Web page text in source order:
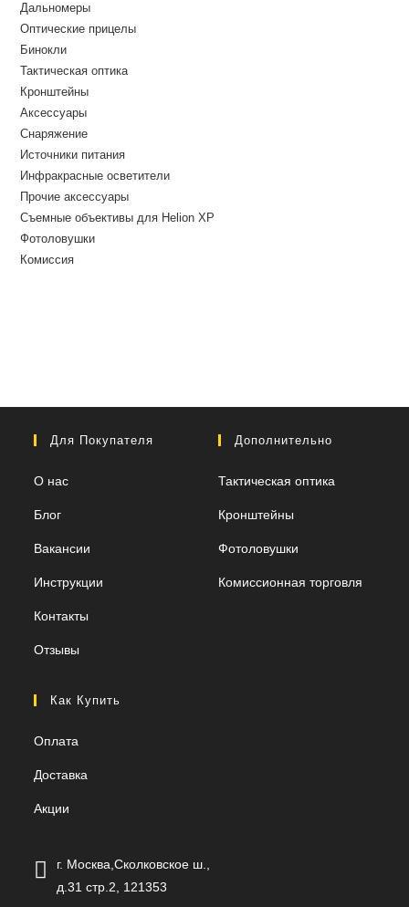
Дальномеры
Оптические прицелы
Бинокли
Тактическая оптика
Кронштейны
Аксессуары
Снаряжение
Источники питания
Инфракрасные осветители
Прочие аксессуары
Съемные объективы для Helion XP
Фотоловушки
Комиссия
Для Покупателя
О нас
Блог
Вакансии
Инструкции
Контакты
Отзывы
Дополнительно
Тактическая оптика
Кронштейны
Фотоловушки
Комиссионная торговля
Как Купить
Оплата
Доставка
Акции
г. Москва,Сколковское ш.,
д.31 стр.2, 121353